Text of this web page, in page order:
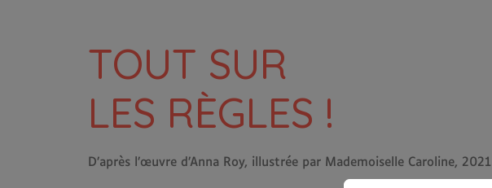
TOUT SUR
LES RÈGLES !
D’après l’œuvre d’Anna Roy, illustrée par Mademoiselle Caroline, 2021